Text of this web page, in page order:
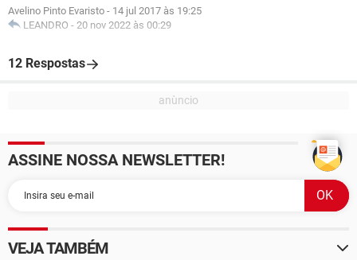
Avelino Pinto Evaristo - 14 jul 2017 às 19:25
LEANDRO - 20 nov 2022 às 00:29
12 Respostas
ASSINE NOSSA NEWSLETTER!
VEJA TAMBÉM